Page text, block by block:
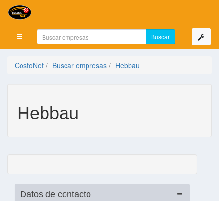
Mostrar menú
CostoNet Buscar empresas Hebbau
Hebbau
Datos de contacto